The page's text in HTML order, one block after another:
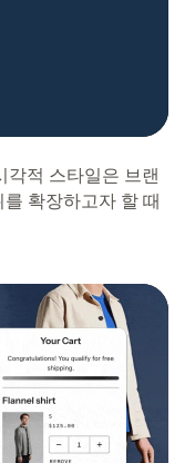
각적 스타일은 브랜
확장하고자 할 때